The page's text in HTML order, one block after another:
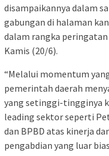
disampaikannya dalam
gabungan di halaman
dalam rangka peringatan
Kamis (20/6).
“Melalui momentum
pemerintah daerah
yang setinggi-tingginya
leading sektor seperti
dan BPBD atas kinerja
pengabdian yang luar